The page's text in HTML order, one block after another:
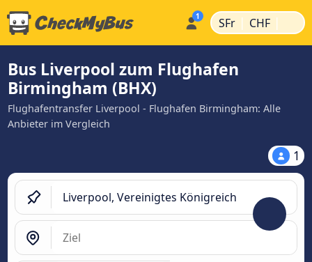
SFr | CHF |
Bus Liverpool zum Flughafen
Birmingham (BHX)
Flughafentransfer Liverpool - Flughafen Birmingham: Alle
Anbieter im Vergleich
1